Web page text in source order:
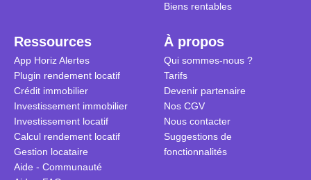
Biens rentables
Ressources
App Horiz Alertes
Plugin rendement locatif
Crédit immobilier
Investissement immobilier
Investissement locatif
Calcul rendement locatif
Gestion locataire
Aide - Communauté
À propos
Qui sommes-nous ?
Tarifs
Devenir partenaire
Nos CGV
Nous contacter
Suggestions de
fonctionnalités